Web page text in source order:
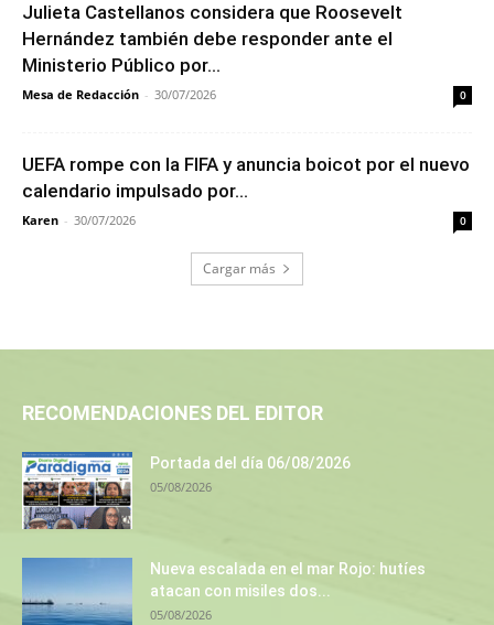
Julieta Castellanos considera que Roosevelt
Hernández también debe responder ante el
Ministerio Público por...
Mesa de Redacción - 30/07/2026 0
UEFA rompe con la FIFA y anuncia boicot por el nuevo
calendario impulsado por...
Karen - 30/07/2026 0
Cargar más
RECOMENDACIONES DEL EDITOR
Portada del día 06/08/2026
05/08/2026
Nueva escalada en el mar Rojo: hutíes
atacan con misiles dos...
05/08/2026